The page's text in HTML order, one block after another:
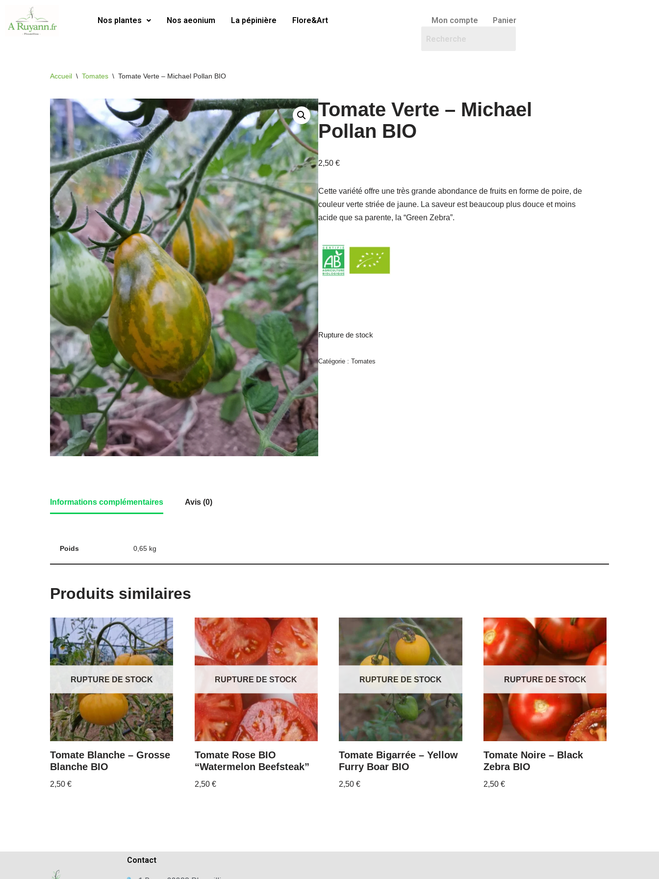
Aller
Nos plantes Nos aeonium La pépinière Flore&Art Mon compte Panier
Accueil \ Tomates \ Tomate Verte – Michael Pollan BIO
Tomate Verte – Michael
Pollan BIO
2,50€
Cette variété offre une très grande abondance de fruits en forme de poire, de
couleur verte striée de jaune. La saveur est beaucoup plus douce et moins
acide que sa parente, la “Green Zebra”.
Rupture de stock
Catégorie :Tomates
Informations complémentaires Avis (0)
Poids 0,65 kg
Produits similaires
RUPTURE DE STOCK
Tomate Blanche – Grosse
Blanche BIO
2,50 €
RUPTURE DE STOCK
Tomate Rose BIO
“Watermelon Beefsteak”
2,50 €
RUPTURE DE STOCK
Tomate Bigarrée – Yellow
Furry Boar BIO
2,50€
RUPTURE DE STOCK
Tomate Noire – Black
Zebra BIO
2,50€
Contact